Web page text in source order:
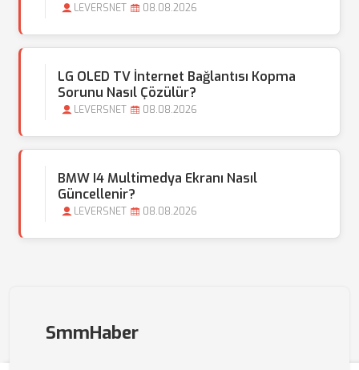
LEVERSNET 08.08.2026
LG OLED TV İnternet Bağlantısı Kopma
Sorunu Nasıl Çözülür?
LEVERSNET 08.08.2026
BMW I4 Multimedya Ekranı Nasıl
Güncellenir?
LEVERSNET 08.08.2026
SmmHaber